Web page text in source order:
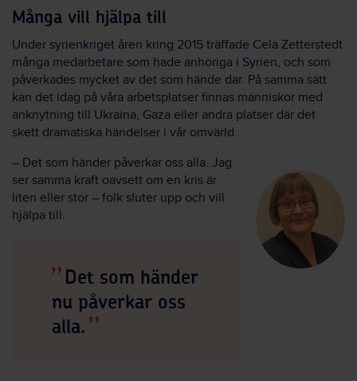
Många vill hjälpa till
Under syrienkriget åren kring 2015 träffade Cela Zetterstedt
många medarbetare som hade anhöriga i Syrien, och som
påverkades mycket av det som hände där. På samma sätt
kan det idag på våra arbetsplatser finnas människor med
anknytning till Ukraina, Gaza eller andra platser där det
skett dramatiska händelser i vår omvärld.
– Det som händer påverkar oss alla. Jag
ser samma kraft oavsett om en kris är
liten eller stor – folk sluter upp och vill
hjälpa till.
Det som händer
nu påverkar oss
alla.